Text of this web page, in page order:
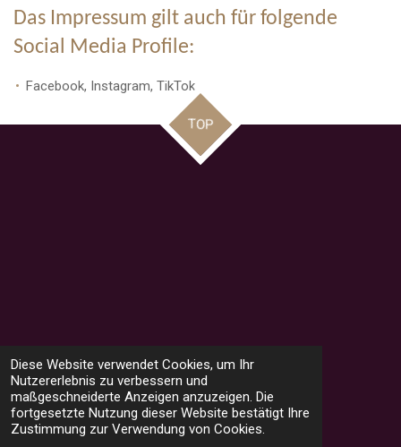
Diese Website verwendet Cookies, um Ihr
Nutzererlebnis zu verbessern und
maßgeschneiderte Anzeigen anzuzeigen. Die
fortgesetzte Nutzung dieser Website bestätigt Ihre
Zustimmung zur Verwendung von Cookies.
Das Impressum gilt auch für folgende
Social Media Profile:
Facebook, Instagram, TikTok
TOP
B
e
w
e
r
1
S
t
2
S
t
3
S
t
4
S
t
5
S
t
r
t
108 Stimmen